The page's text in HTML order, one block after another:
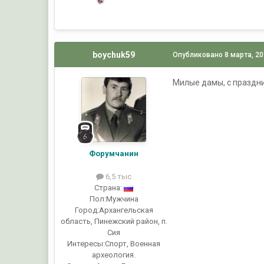
boychuk59
Форумчанин
6,5 тыс
Страна:
Пол:Мужчина
Город:Архангельская
область, Пинежский район, п.
Сия
Интересы:Спорт, Военная
археология.
Опубликовано8 марта,
Милые дамы, с